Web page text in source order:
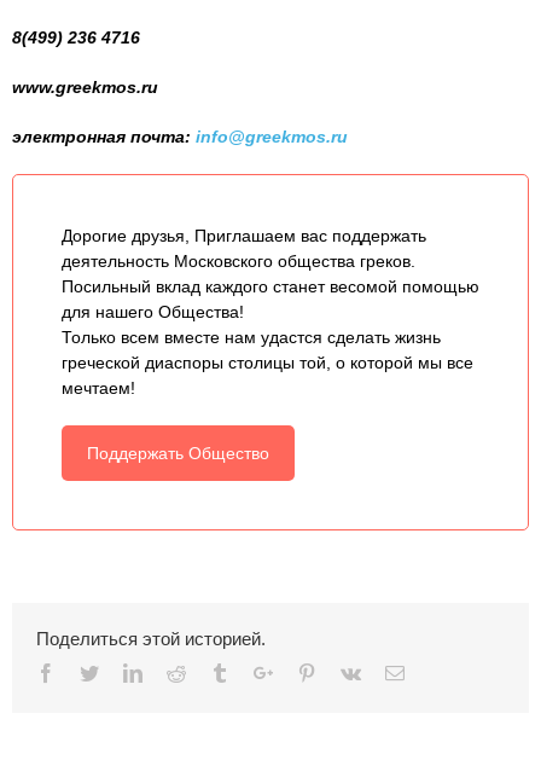
8(499) 236 4716
www.greekmos.ru
электронная почта: info@greekmos.ru
Дорогие друзья, Приглашаем вас поддержать
деятельность Московского общества греков.
Посильный вклад каждого станет весомой помощью
для нашего Общества!
Только всем вместе нам удастся сделать жизнь
греческой диаспоры столицы той, о которой мы все
мечтаем!
Поддержать Общество
Поделиться этой историей.
Facebook
TwitterLinkedinReddit TumblrGoogle+Pinterest
Vk Email